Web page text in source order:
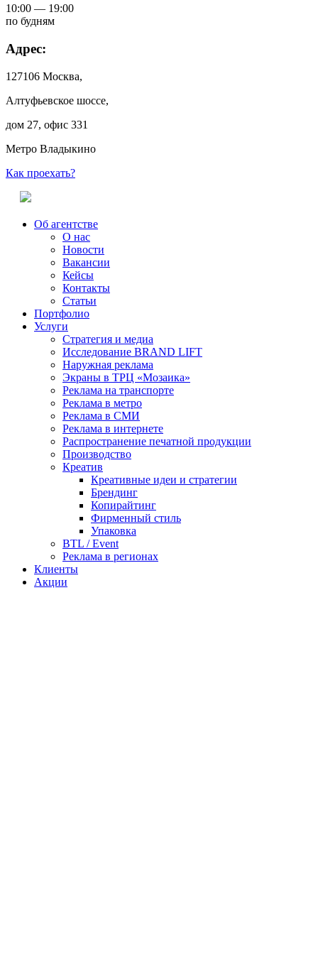
10:00 — 19:00
по будням
Адрес:
127106 Москва,
Алтуфьевское шоссе,
дом 27, офис 331
Метро Владыкино
Как проехать?
Об агентстве
О нас
Новости
Вакансии
Кейсы
Контакты
Статьи
Портфолио
Услуги
Стратегия и медиа
Исследование BRAND LIFT
Наружная реклама
Экраны в ТРЦ «Мозаика»
Реклама на транспорте
Реклама в метро
Реклама в СМИ
Реклама в интернете
Распространение печатной продукции
Производство
Креатив
Креативные идеи и стратегии
Брендинг
Копирайтинг
Фирменный стиль
Упаковка
BTL / Event
Реклама в регионах
Клиенты
Акции